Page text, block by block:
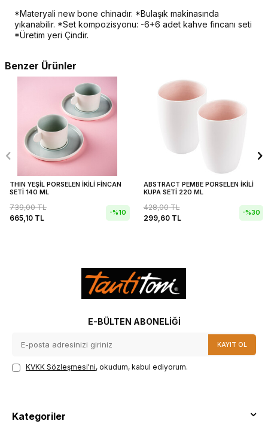
*Materyali new bone chinadır. *Bulaşık makinasında
yıkanabilir. *Set kompozisyonu: -6+6 adet kahve fincanı seti
*Üretim yeri Çindir.
Benzer Ürünler
THIN YEŞİL PORSELEN İKİLİ FİNCAN
SETİ 140 ML
739,00TL
665,10 TL
-%10
ABSTRACT PEMBE PORSELEN İKİLİ
KUPA SETİ 220 ML
428,00TL
299,60TL
-%30
E-BÜLTEN ABONELIĞI
KAYIT OL
KVKK Sözleşmesi'ni, okudum, kabul ediyorum.
Kategoriler